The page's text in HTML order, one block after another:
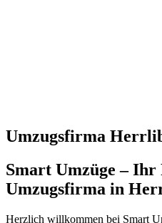
Umzugsfirma
Smart Umzüge –
Umzugsfirma in
Herzlich willkommen bei Smart